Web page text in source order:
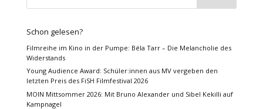
Schon gelesen?
Filmreihe im Kino in der Pumpe: Béla Tarr – Die Melancholie des
Widerstands
Young Audience Award: Schüler:innen aus MV vergeben den
letzten Preis des FiSH Filmfestival 2026
MOIN Mittsommer 2026: Mit Bruno Alexander und Sibel Kekilli auf
Kampnagel